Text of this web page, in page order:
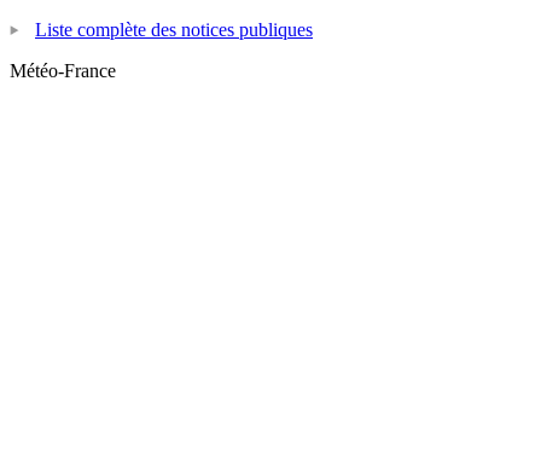
Liste complète des notices publiques
Météo-France